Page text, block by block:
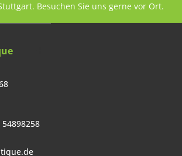
Besuchen Sie uns gerne vor Ort.
54898258